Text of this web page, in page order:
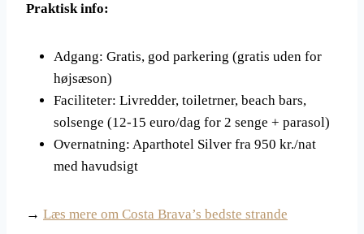
Praktisk info:
Adgang: Gratis, god parkering (gratis uden for
højsæson)
Faciliteter: Livredder, toiletrner, beach bars,
solsenge (12-15 euro/dag for 2 senge + parasol)
Overnatning: Aparthotel Silver fra 950 kr./nat
med havudsigt
→ Læs mere om Costa Brava’s bedste strande